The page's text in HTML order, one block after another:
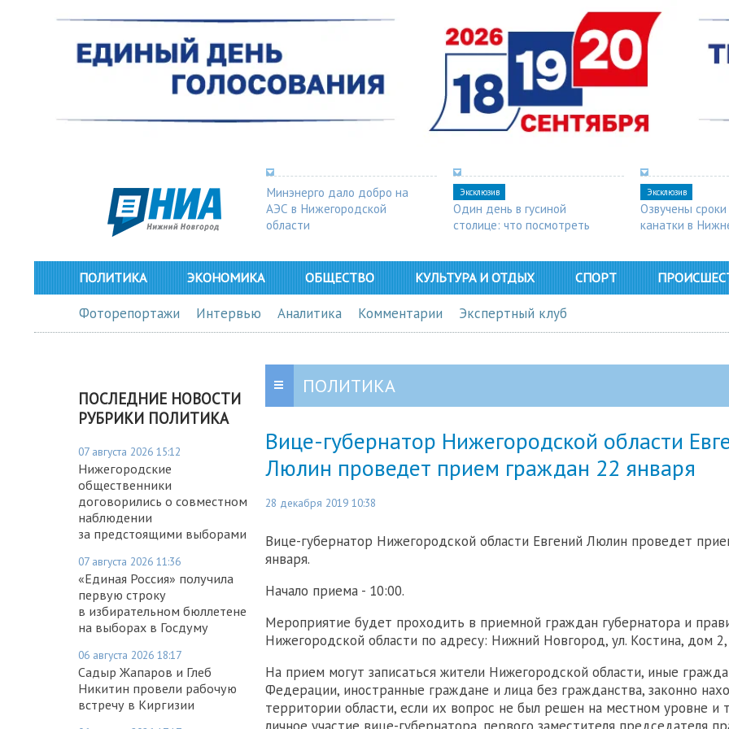
Минэнерго дало добро на
АЭС в Нижегородской
области
Эксклюзив
Один день в гусиной
столице: что посмотреть
Эксклюзив
Озвучены сроки
канатки в
ПОЛИТИКА ЭКОНОМИКА ОБЩЕСТВО КУЛЬТУРА И ОТДЫХ СПОРТ
Фоторепортажи Интервью Аналитика Комментарии Экспертный клуб
ПОСЛЕДНИЕ НОВОСТИ
РУБРИКИ ПОЛИТИКА
07 августа 2026 15:12
Нижегородские
общественники
договорились о совместном
наблюдении
за предстоящими выборами
07 августа 2026 11:36
«Единая Россия» получила
первую строку
в избирательном бюллетене
на выборах в Госдуму
06 августа 2026 18:17
Садыр Жапаров и Глеб
Никитин провели рабочую
встречу в Киргизии
ПОЛИТИКА
Вице-губернатор Нижегородской области
Люлин проведет прием граждан 22 января
28 декабря 2019 10:38
Вице-губернатор Нижегородской области Евгений Люлин проведет
января.
Начало приема - 10:00.
Мероприятие будет проходить в приемной граждан губернатора и
Нижегородской области по адресу: Нижний Новгород, ул. Костина, дом
На прием могут записаться жители Нижегородской области, иные
Федерации, иностранные граждане и лица без гражданства, законно
территории области, если их вопрос не был решен на местном уровне и